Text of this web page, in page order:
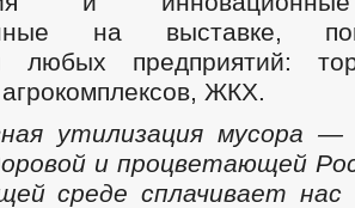
на выставке,
любых предприятий:
ЖКХ.
утилизация мусора —
и процветающей
среде сплачивает